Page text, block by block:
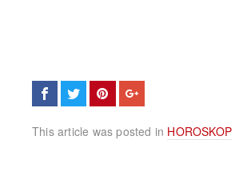
This article was posted in HOROSKOP